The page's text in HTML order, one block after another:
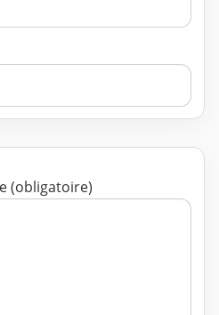
Texte de votre message (obligatoire)